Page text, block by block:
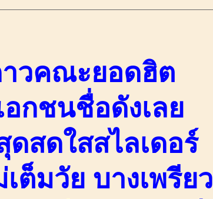
วคณะยอดฮิต
กชนชื่อดังเลย
สดใสสไลเดอร์
ต็มวัย บางเพรียว